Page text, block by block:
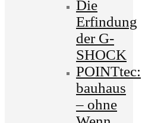
Die
Erfindung
der G-
SHOCK
POINTtec:
bauhaus
– ohne